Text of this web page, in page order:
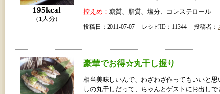
195kcal
（1人分）
控えめ： 糖質、脂質、塩分、コレステロール
投稿日：2011-07-07 レシピID：11344 投稿者：
豪華でお得☆丸干し握り
相当美味しいんで、わざわざ作ってもいいと思
しの丸干しだって、ちゃんとゲストにお出しで